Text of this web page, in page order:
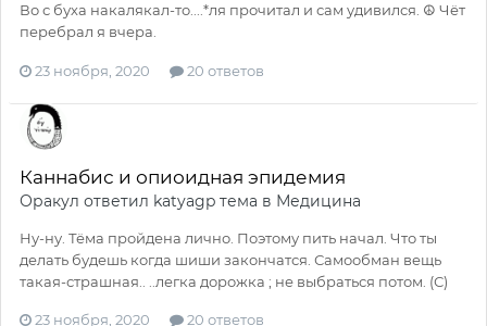
Во с буха накалякал-то....*ля прочитал и сам удивился. ☮️ Чёт
перебрал я вчера.
23 ноября, 2020 20 ответов
Каннабис и опиоидная эпидемия
Оракул ответил katyagp тема в Медицина
Ну-ну. Тёма пройдена лично. Поэтому пить начал. Что ты
делать будешь когда шиши закончатся. Самообман вещь
такая-страшная.. ..легка дорожка ; не выбраться потом. (С)
23 ноября, 2020 20 ответов